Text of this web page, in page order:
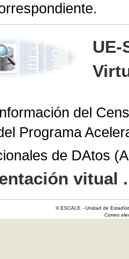
UE-
del
Programa
de DAtos
vitual
© ESCALE - Unidad de
Correo